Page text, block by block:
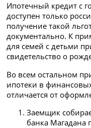
Ипотечный кредит с
доступен только
получение такой
документально. К
для семей с детьми
свидетельство о
Во всем остальном
ипотеки в
отличается от
Заемщик
банка Магадана